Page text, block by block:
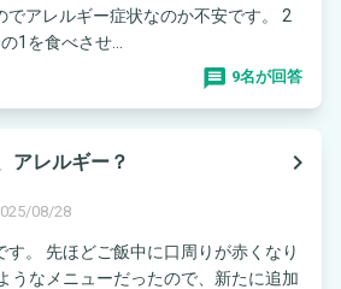
でアレルギー症状なのか不安です。 2
1を食べさせ...
9名が回答
アレルギー？
navigate_next
08/28
。 先ほどご飯中に口周りが赤くなり